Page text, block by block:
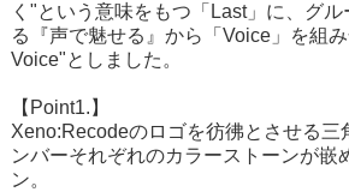
く"という意味をもつ「Last」に、グ
る『声で魅せる』から「Voice」を組
Voice"としました。
【Point1.】
Xeno:Recodeのロゴを彷彿とさせる三
ンバーそれぞれのカラーストーンが嵌
ン。